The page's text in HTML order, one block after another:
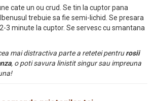
cate un ou crud. Se tin la cuptor pana
trebuie sa fie semi-lichid. Se presara
3 minute la cuptor. Se servesc cu smantana
mai distractiva parte a retetei pentrurosii
, o poti savura linistit singur sau impreuna